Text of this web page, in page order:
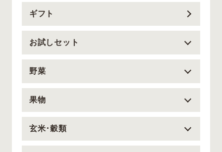
ギフト
お試しセット
野菜
果物
玄米･穀類